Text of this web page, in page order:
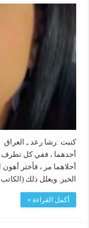
كتبت :رشا رعد ـ العراق
أحدهما ، ففي كل تطرف
أحلاهما مر ، فأختر
الخير. ويعلل ذلك
أكمل القراءة »